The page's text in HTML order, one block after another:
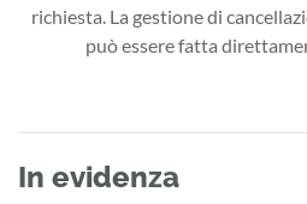
richiesta. La gestione di
può essere fatta
In evidenza